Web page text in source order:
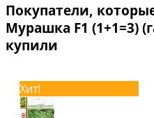
Покупатели,
Мурашка F1 (1+1=3)
купили
Хит!